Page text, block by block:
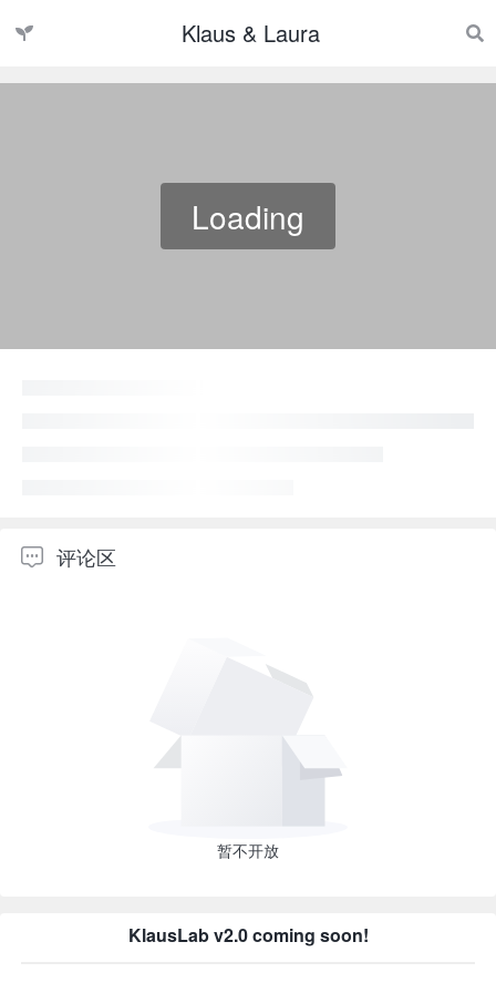
Klaus & Laura
Loading
评论区
暂不开放
KlausLab v2.0 coming soon!